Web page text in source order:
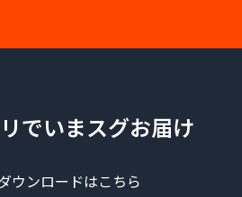
でいまスグお届け
ウンロードはこちら